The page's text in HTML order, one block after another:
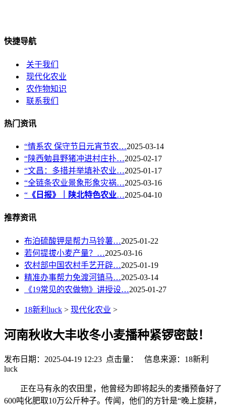
快捷导航
关于我们
现代化农业
农作物知识
联系我们
热门资讯
“情系农 保守节日元宵节农…2025-03-14
“陕西勉县野猪冲进村庄扑…2025-02-17
“文昌：多措并举填补农业…2025-01-17
“全链条农业景象形象灾祸…2025-03-16
“ 《日报》｜陕北特色农业…2025-04-10
推荐资讯
布泊硫酸钾是帮力马铃薯…2025-01-22
若何提拔小麦产量？…2025-03-16
农村部中国农村手艺开辟…2025-01-19
精准办事帮力免渡河镇马…2025-03-14
《19常见的农做物》讲授设…2025-01-27
18新利luck > 现代化农业 >
河南秋收大丰收冬小麦播种紧锣密鼓！
发布日期：2025-04-19 12:23 点击量：
信息来源：18新利
luck
正在马有永的农田里，他曾经为即将起头的麦播预备好了
600吨化肥取10万公斤种子。传闻，他们的方针是“晚上旋耕，